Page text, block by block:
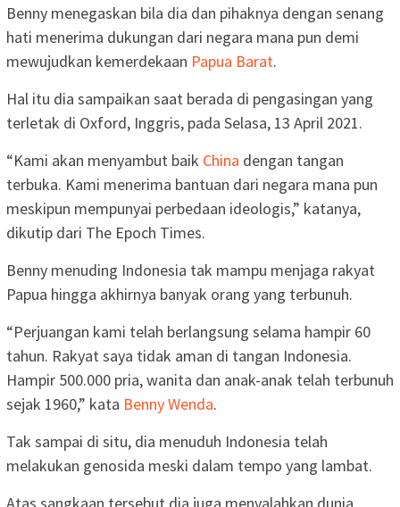
Benny menegaskan bila dia dan pihaknya dengan senang
hati menerima dukungan dari negara mana pun demi
mewujudkan kemerdekaan Papua Barat.
Hal itu dia sampaikan saat berada di pengasingan yang
terletak di Oxford, Inggris, pada Selasa, 13 April 2021.
“Kami akan menyambut baik China dengan tangan
terbuka. Kami menerima bantuan dari negara mana pun
meskipun mempunyai perbedaan ideologis,” katanya,
dikutip dari The Epoch Times.
Benny menuding Indonesia tak mampu menjaga rakyat
Papua hingga akhirnya banyak orang yang terbunuh.
“Perjuangan kami telah berlangsung selama hampir 60
tahun. Rakyat saya tidak aman di tangan Indonesia.
Hampir 500.000 pria, wanita dan anak-anak telah terbunuh
sejak 1960,” kata Benny Wenda.
Tak sampai di situ, dia menuduh Indonesia telah
melakukan genosida meski dalam tempo yang lambat.